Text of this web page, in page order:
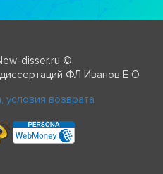
disser.ru ©
ФЛ Иванов Е О
условия возврата